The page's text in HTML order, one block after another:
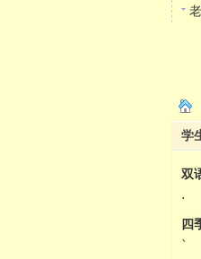
陈雷
›
学
双
.
四
`